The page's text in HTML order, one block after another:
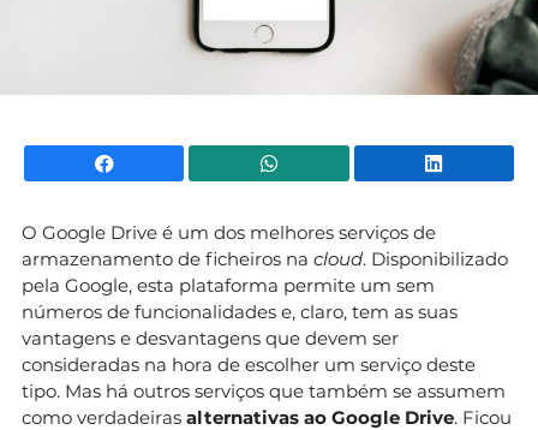
Facebook WhatsApp
O Google Drive é um dos melhores serviços de
armazenamento de ficheiros na cloud. Disponibilizado
pela Google, esta plataforma permite um sem
números de funcionalidades e, claro, tem as suas
vantagens e desvantagens que devem ser
consideradas na hora de escolher um serviço deste
tipo. Mas há outros serviços que também se assumem
como verdadeiras alternativas ao Google Drive. Ficou